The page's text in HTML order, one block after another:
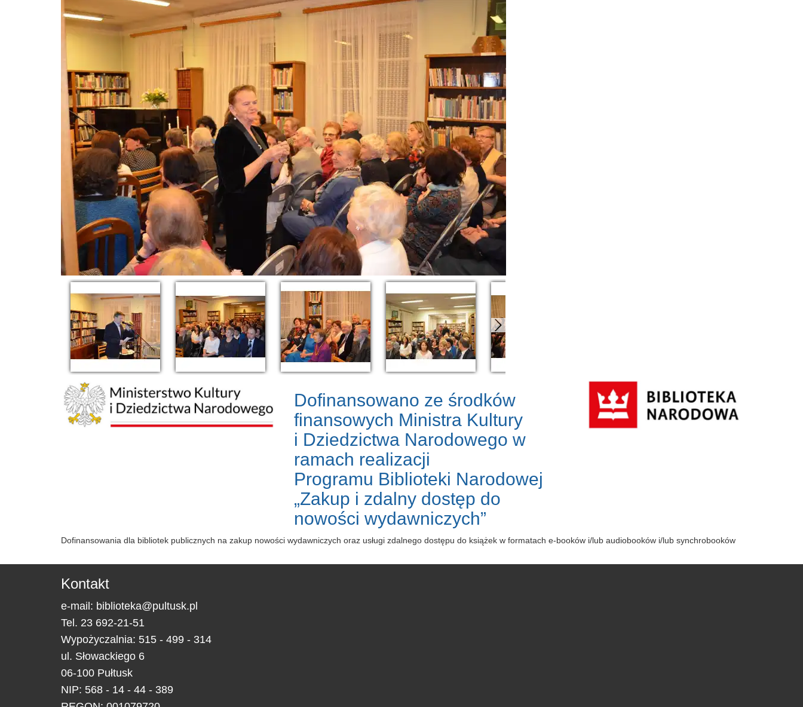
Dofinansowano ze środków
finansowych Ministra Kultury
i Dziedzictwa Narodowego w
ramach realizacji
Programu Biblioteki Narodowej
„Zakup i zdalny dostęp do
nowości wydawniczych”
Dofinansowania dla bibliotek publicznych na zakup nowości wydawniczych oraz usługi zdalnego dostępu do książek w formatach e-booków i/lub audiobooków i/lub synchrobooków
Kontakt
e-mail: biblioteka@pultusk.pl
Tel. 23 692-21-51
Wypożyczalnia: 515 - 499 - 314
ul. Słowackiego 6
06-100 Pułtusk
NIP: 568 - 14 - 44 - 389